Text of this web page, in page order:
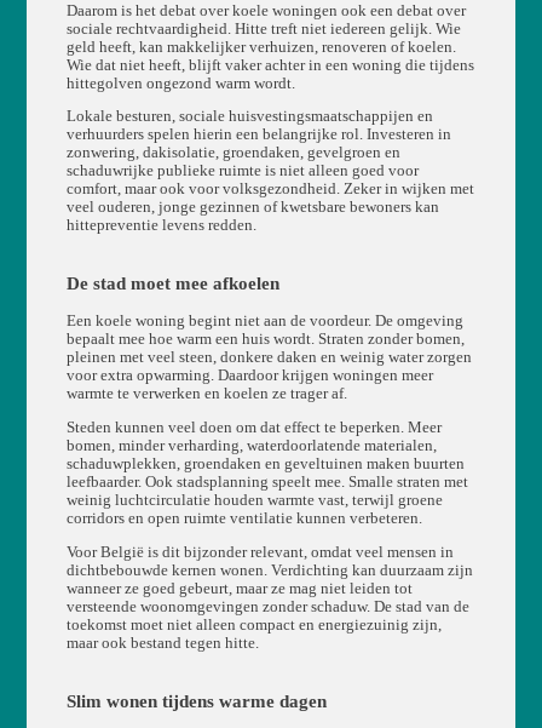
Daarom is het debat over koele woningen ook een debat over
sociale rechtvaardigheid. Hitte treft niet iedereen gelijk. Wie
geld heeft, kan makkelijker verhuizen, renoveren of koelen.
Wie dat niet heeft, blijft vaker achter in een woning die tijdens
hittegolven ongezond warm wordt.
Lokale besturen, sociale huisvestingsmaatschappijen en
verhuurders spelen hierin een belangrijke rol. Investeren in
zonwering, dakisolatie, groendaken, gevelgroen en
schaduwrijke publieke ruimte is niet alleen goed voor
comfort, maar ook voor volksgezondheid. Zeker in wijken met
veel ouderen, jonge gezinnen of kwetsbare bewoners kan
hittepreventie levens redden.
De stad moet mee afkoelen
Een koele woning begint niet aan de voordeur. De omgeving
bepaalt mee hoe warm een huis wordt. Straten zonder bomen,
pleinen met veel steen, donkere daken en weinig water zorgen
voor extra opwarming. Daardoor krijgen woningen meer
warmte te verwerken en koelen ze trager af.
Steden kunnen veel doen om dat effect te beperken. Meer
bomen, minder verharding, waterdoorlatende materialen,
schaduwplekken, groendaken en geveltuinen maken buurten
leefbaarder. Ook stadsplanning speelt mee. Smalle straten met
weinig luchtcirculatie houden warmte vast, terwijl groene
corridors en open ruimte ventilatie kunnen verbeteren.
Voor België is dit bijzonder relevant, omdat veel mensen in
dichtbebouwde kernen wonen. Verdichting kan duurzaam zijn
wanneer ze goed gebeurt, maar ze mag niet leiden tot
versteende woonomgevingen zonder schaduw. De stad van de
toekomst moet niet alleen compact en energiezuinig zijn,
maar ook bestand tegen hitte.
Slim wonen tijdens warme dagen